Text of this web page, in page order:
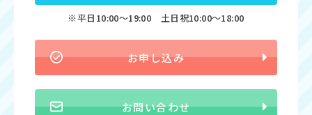
※平日10:00〜19:00 土日祝10:00〜18:00
お申し込み
お問い合わせ